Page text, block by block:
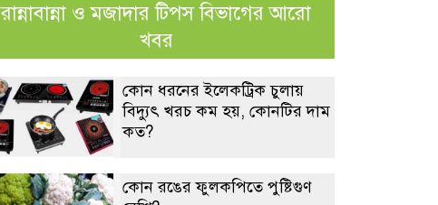
রান্নাবান্না ও মজাদার টিপস বিভাগের আরো
খবর
কোন ধরনের ইলেকট্রিক চুলায়
বিদ্যুৎ খরচ কম হয়, কোনটির দাম
কত?
কোন রঙের ফুলকপিতে পুষ্টিগুণ